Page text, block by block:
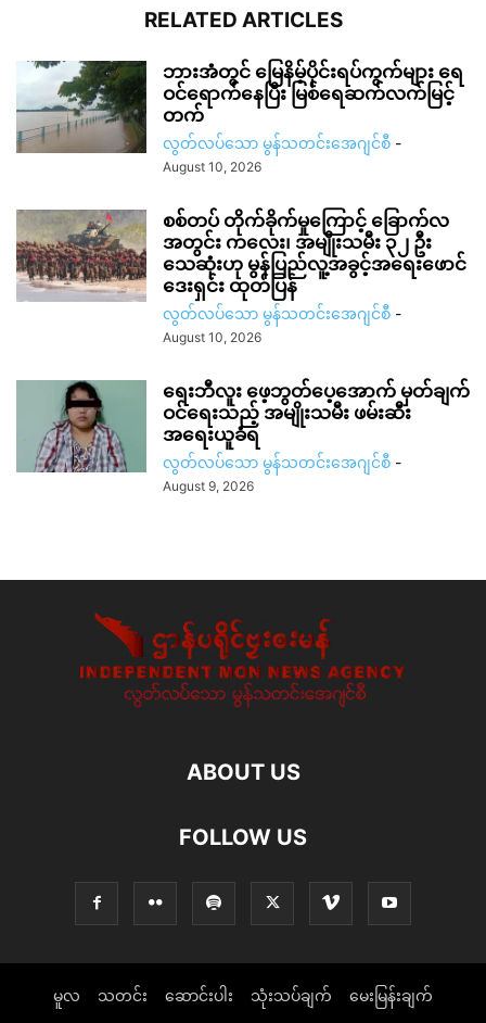
RELATED ARTICLES
ဘားအံတွင် မြေနိမ့်ပိုင်းရပ်ကွက်များ ရေ
ဝင်ရောက်နေပြီး မြစ်ရေဆက်လက်မြင့်
တက်
လွတ်လပ်သော မွန်သတင်းအေဂျင်စီ -
August 10, 2026
စစ်တပ် တိုက်ခိုက်မှုကြောင့် ခြောက်လ
အတွင်း ကလေး၊ အမျိုးသမီး ၃၂ ဦး
သေဆုံးဟု မွန်ပြည်လူ့အခွင့်အရေးဖောင်
ဒေးရှင်း ထုတ်ပြန်
လွတ်လပ်သော မွန်သတင်းအေဂျင်စီ -
August 10, 2026
ရေးဘီလူး ဖေ့ဘွတ်ပေ့အောက် မှတ်ချက်
ဝင်ရေးသည့် အမျိုးသမီး ဖမ်းဆီး
အရေးယူခံရ
လွတ်လပ်သော မွန်သတင်းအေဂျင်စီ -
August 9, 2026
ABOUT US
FOLLOW US
မူလ သတင်း ဆောင်းပါး သုံးသပ်ချက် မေးမြန်းချက်